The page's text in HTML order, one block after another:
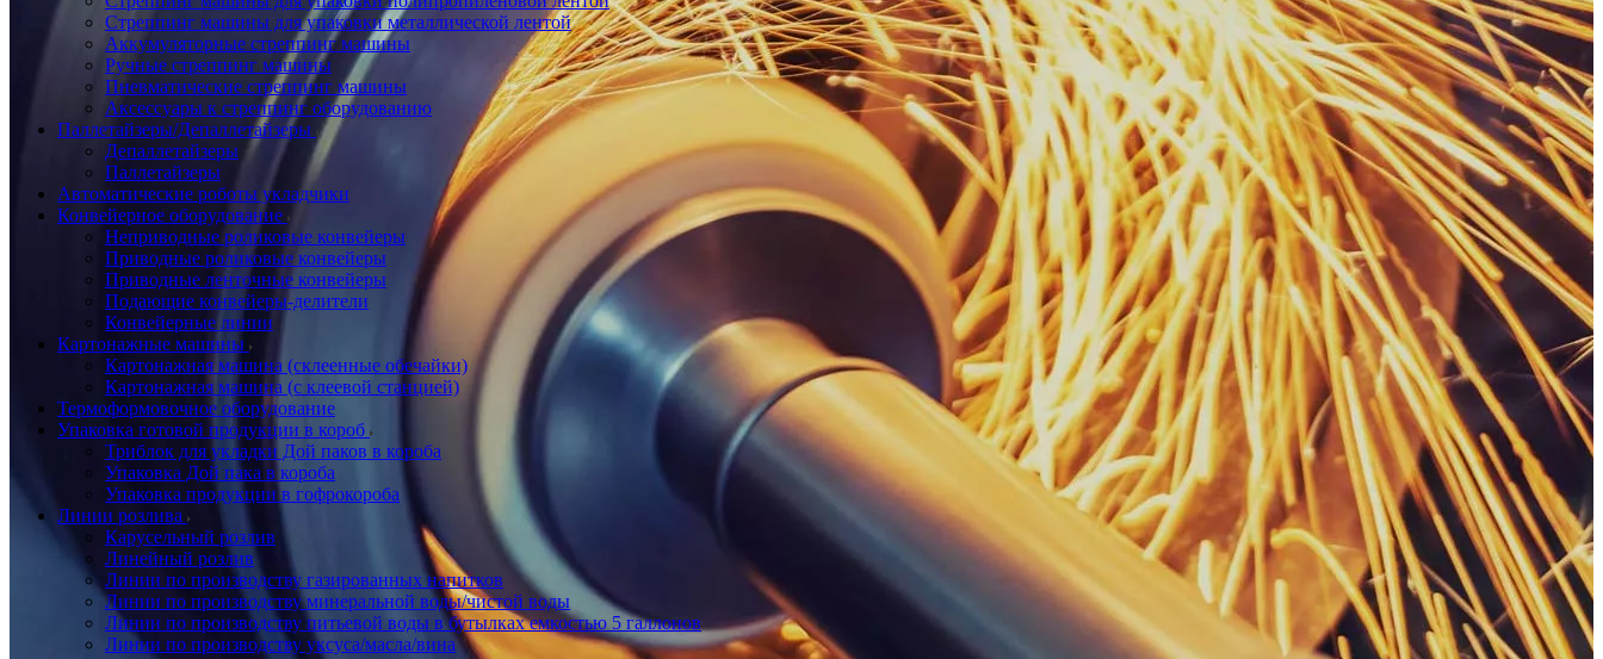
Стреппинг машины для упаковки металлической лентой
Аккумуляторные стреппинг машины
Ручные стреппинг машины
Пневматические стреппинг машины
Аксессуары к стреппинг оборудованию
Паллетайзеры/Депаллетайзеры
Депаллетайзеры
Паллетайзеры
Автоматические роботы укладчики
Конвейерное оборудование
Неприводные роликовые конвейеры
Приводные роликовые конвейеры
Приводные ленточные конвейеры
Подающие конвейеры-делители
Конвейерные линии
Картонажные машины
Картонажная машина (склеенные обечайки)
Картонажная машина (с клеевой станцией)
Термоформовочное оборудование
Упаковка готовой продукции в короб
Триблок для укладки Дой паков в короба
Упаковка Дой пака в короба
Упаковка продукции в гофрокороба
Линии розлива
Карусельный розлив
Линейный розлив
Линии по производству газированных напитков
Линии по производству минеральной воды/чистой воды
Линии по производству питьевой воды в бутылках емкостью 5 галлонов
Линии по производству уксуса/масла/вина